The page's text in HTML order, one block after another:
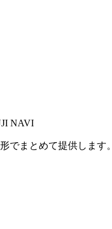
NAVI
でまとめて提供します。